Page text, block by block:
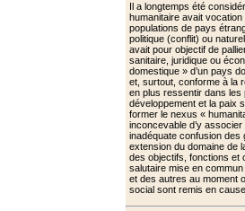
Il a longtemps été
humanitaire avait
populations de pays
politique (conflit) ou
avait pour objectif de
sanitaire, juridique ou
domestique » d’un pays
et, surtout, conforme à la
en plus ressentir dans les
dévelop­pement et la paix
former le nexus «
inconcevable d’y
ina­déquate confusion
extension du domaine de
des objectifs, fonc­tions et
salutaire mise en
et des autres au moment
social sont remis en